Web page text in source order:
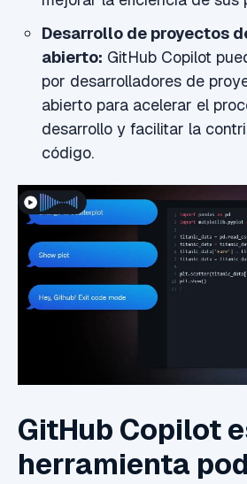
Desarrollo de proyectos
abierto: GitHub Copilot
por desarrolladores de
abierto para acelerar el
desarrollo y facilitar la
código.
GitHub Copilot
herramienta